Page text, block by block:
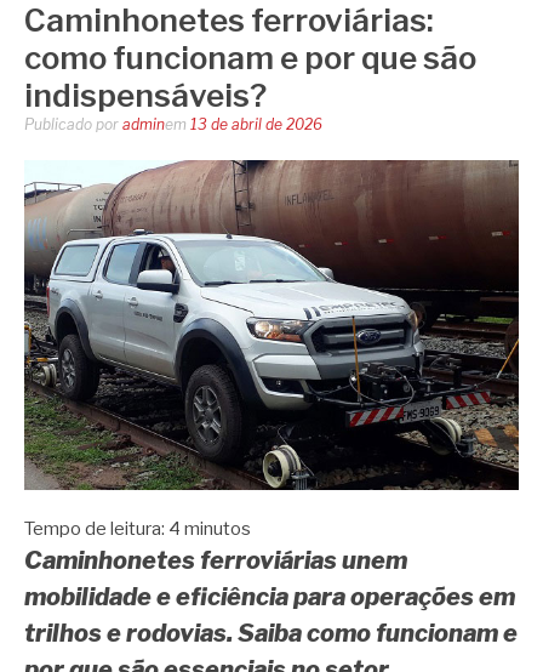
Caminhonetes ferroviárias:
como funcionam e por que são
indispensáveis?
Publicado por adminem 13 de abril de 2026
Tempo de leitura: 4 minutos
Caminhonetes ferroviárias unem
mobilidade e eficiência para operações em
trilhos e rodovias. Saiba como funcionam e